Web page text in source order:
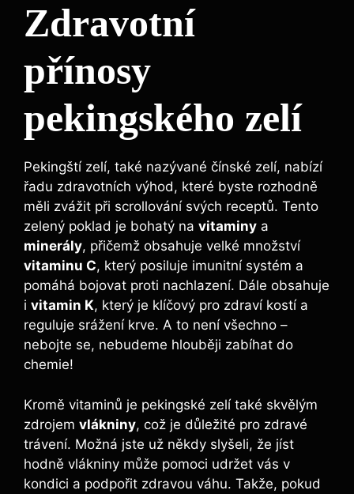
Zdravotní
přínosy
pekingského zelí
Pekingští zelí, také nazývané čínské zelí, nabízí
řadu zdravotních výhod, které byste rozhodně
měli zvážit při scrollování svých receptů. Tento
zelený poklad je bohatý na vitaminy a
minerály, přičemž obsahuje velké množství
vitaminu C, který posiluje imunitní systém a
pomáhá bojovat proti nachlazení. Dále obsahuje
i vitamin K, který je klíčový pro zdraví kostí a
reguluje srážení krve. A to není všechno –
nebojte se, nebudeme hlouběji zabíhat do
chemie!
Kromě vitaminů je pekingské zelí také skvělým
zdrojem vlákniny, což je důležité pro zdravé
trávení. Možná jste už někdy slyšeli, že jíst
hodně vlákniny může pomoci udržet vás v
kondici a podpořit zdravou váhu. Takže, pokud